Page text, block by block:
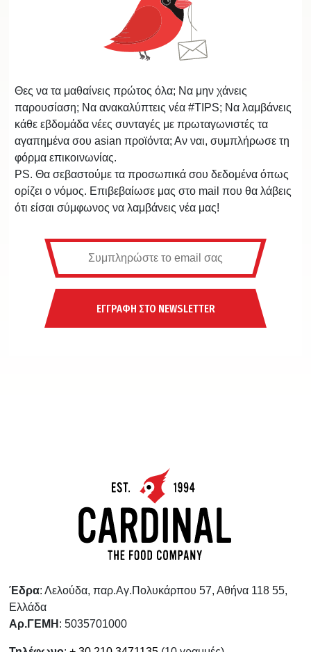
Θες να τα μαθαίνεις πρώτος όλα; Να μην χάνεις
παρουσίαση; Να ανακαλύπτεις νέα #TIPS; Να λαμβάνεις
κάθε εβδομάδα νέες συνταγές με πρωταγωνιστές τα
αγαπημένα σου asian προϊόντα; Αν ναι, συμπλήρωσε τη
φόρμα επικοινωνίας.
PS. Θα σεβαστούμε τα προσωπικά σου δεδομένα όπως
ορίζει ο νόμος. Επιβεβαίωσε μας στο mail που θα λάβεις
ότι είσαι σύμφωνος να λαμβάνεις νέα μας!
ΕΓΓΡΑΦΗ ΣΤΟ NEWSLETTER
Έδρα: Λελούδα, παρ.Αγ.Πολυκάρπου 57, Αθήνα 118 55,
Ελλάδα
Αρ.ΓΕΜΗ : 5035701000